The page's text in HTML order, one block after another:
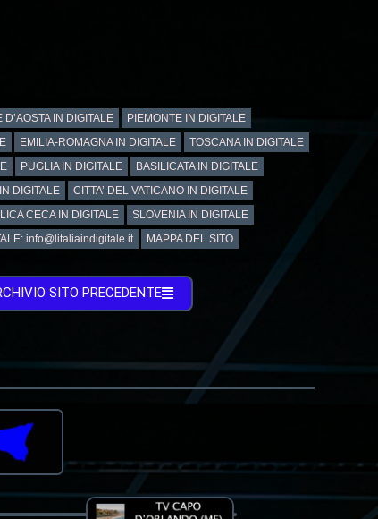
D’AOSTA IN DIGITALE
PIEMONTE IN DIGITALE
EMILIA-ROMAGNA IN DIGITALE
TOSCANA IN DIGITALE
PUGLIA IN DIGITALE
BASILICATA IN DIGITALE
DIGITALE
CITTA’ DEL VATICANO IN DIGITALE
CECA IN DIGITALE
SLOVENIA IN DIGITALE
info@litaliaindigitale.it MAPPA DEL SITO
SITO PRECEDENTE